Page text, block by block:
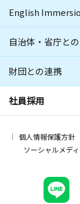
English
自治体・省庁と
財団との連携
社員採用
個人情報保護方針
ソーシャルメデ